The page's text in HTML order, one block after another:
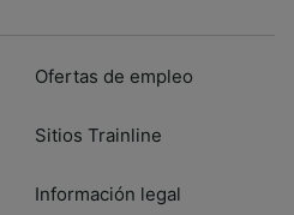
Ofertas de empleo
Sitios Trainline
Información legal